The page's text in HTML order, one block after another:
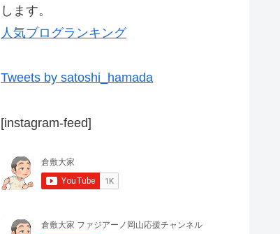
します。
人気ブログランキング
Tweets by satoshi_hamada
[instagram-feed]